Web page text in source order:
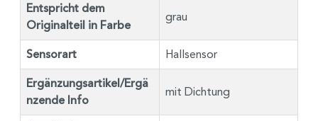
Entspricht dem
Originalteil in Farbe
grau
Sensorart Hallsensor
Ergänzungsartikel/Ergä
nzende Info
mit Dichtung